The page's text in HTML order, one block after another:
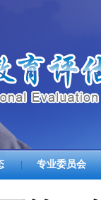
| 专业委员会